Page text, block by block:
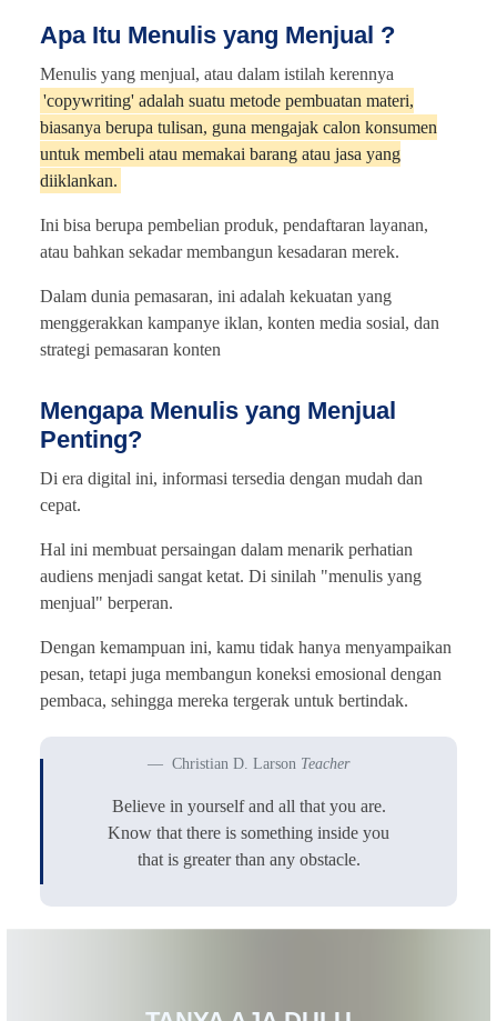
Apa Itu Menulis yang Menjual ?
Menulis yang menjual, atau dalam istilah kerennya
'copywriting' adalah suatu metode pembuatan materi,
biasanya berupa tulisan, guna mengajak calon konsumen
untuk membeli atau memakai barang atau jasa yang
diiklankan.
Ini bisa berupa pembelian produk, pendaftaran layanan,
atau bahkan sekadar membangun kesadaran merek.
Dalam dunia pemasaran, ini adalah kekuatan yang
menggerakkan kampanye iklan, konten media sosial, dan
strategi pemasaran konten
Mengapa Menulis yang Menjual
Penting?
Di era digital ini, informasi tersedia dengan mudah dan
cepat.
Hal ini membuat persaingan dalam menarik perhatian
audiens menjadi sangat ketat. Di sinilah "menulis yang
menjual" berperan.
Dengan kemampuan ini, kamu tidak hanya menyampaikan
pesan, tetapi juga membangun koneksi emosional dengan
pembaca, sehingga mereka tergerak untuk bertindak.
Christian D. Larson Teacher
Believe in yourself and all that you are.
Know that there is something inside you
that is greater than any obstacle.